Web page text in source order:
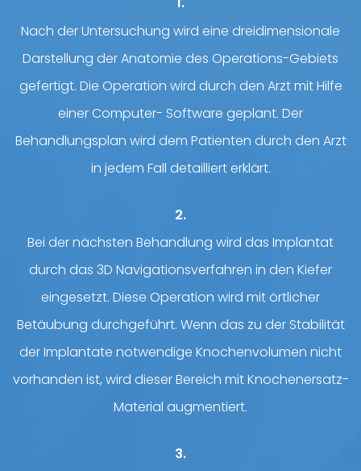
Nach der Untersuchung wird eine dreidimensionale
Darstellung derAnatomie des Operations-Gebiets
gefertigt. Die Operation wird durch den Arzt mit Hilfe
einer Computer- Software geplant. Der
Behandlungsplan wird dem Patienten durch den Arzt
in jedem Fall detailliert erklärt.
2.
Bei der nächsten Behandlung wird das Implantat
durch das 3D Navigationsverfahren in den Kiefer
eingesetzt. Diese Operation wird mit örtlicher
Betäubung durchgeführt. Wenn das zu der Stabilität
der Implantate notwendige Knochenvolumen nicht
vorhanden ist, wird dieser Bereich mit Knochenersatz-
Material augmentiert.
3.